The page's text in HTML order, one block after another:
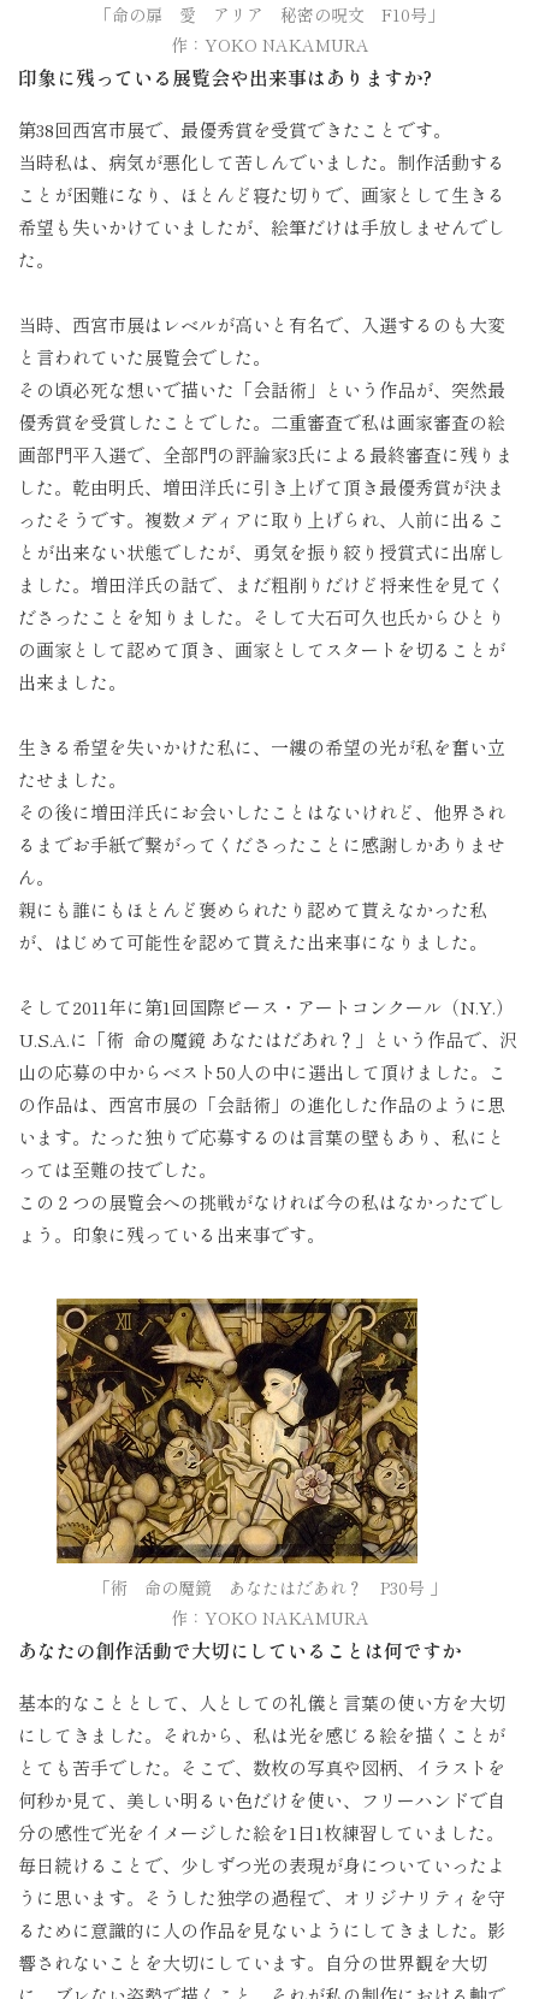
「命の扉　愛　アリア　秘密の呪文　F10号」
作：YOKO NAKAMURA
「術　命の魔鏡　あなたはだあれ？　P30号 」
作：YOKO NAKAMURA
印象に残っている展覧会や出来事はありますか?
第38回西宮市展で、最優秀賞を受賞できたことです。
当時私は、病気が悪化して苦しんでいました。制作活動する
ことが困難になり、ほとんど寝た切りで、画家として生きる
希望も失いかけていましたが、絵筆だけは手放しませんでし
た。
当時、西宮市展はレベルが高いと有名で、入選するのも大変
と言われていた展覧会でした。
その頃必死な想いで描いた「会話術」という作品が、突然最
優秀賞を受賞したことでした。二重審査で私は画家審査の絵
画部門平入選で、全部門の評論家3氏による最終審査に残りま
した。乾由明氏、増田洋氏に引き上げて頂き最優秀賞が決ま
ったそうです。複数メディアに取り上げられ、人前に出るこ
とが出来ない状態でしたが、勇気を振り絞り授賞式に出席し
ました。増田洋氏の話で、まだ粗削りだけど将来性を見てく
ださったことを知りました。そして大石可久也氏からひとり
の画家として認めて頂き、画家としてスタートを切ることが
出来ました。
生きる希望を失いかけた私に、一縷の希望の光が私を奮い立
たせました。
その後に増田洋氏にお会いしたことはないけれど、他界され
るまでお手紙で繋がってくださったことに感謝しかありませ
ん。
親にも誰にもほとんど褒められたり認めて貰えなかった私
が、はじめて可能性を認めて貰えた出来事になりました。
そして2011年に第1回国際ピース・アートコンクール（N.Y.）
U.S.A.に「術 命の魔鏡 あなたはだあれ？」という作品で、沢
山の応募の中からベスト50人の中に選出して頂けました。こ
の作品は、西宮市展の「会話術」の進化した作品のように思
います。たった独りで応募するのは言葉の壁もあり、私にと
っては至難の技でした。
この２つの展覧会への挑戦がなければ今の私はなかったでし
ょう。印象に残っている出来事です。
あなたの創作活動で大切にしていることは何ですか
基本的なこととして、人としての礼儀と言葉の使い方を大切
にしてきました。それから、私は光を感じる絵を描くことが
とても苦手でした。そこで、数枚の写真や図柄、イラストを
何秒か見て、美しい明るい色だけを使い、フリーハンドで自
分の感性で光をイメージした絵を1日1枚練習していました。
毎日続けることで、少しずつ光の表現が身についていったよ
うに思います。そうした独学の過程で、オリジナリティを守
るために意識的に人の作品を見ないようにしてきました。影
響されないことを大切にしています。自分の世界観を大切